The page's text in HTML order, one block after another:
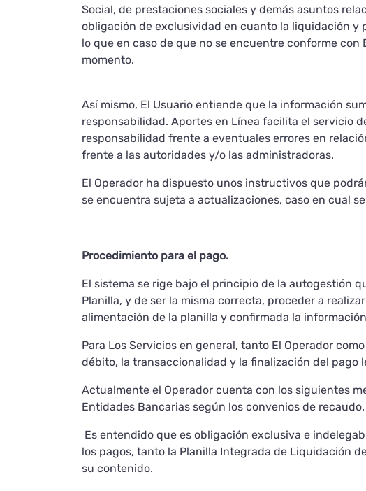
Social, de prestaciones sociales y demás asuntos
obligación de exclusividad en cuanto la liquidación y
lo que en caso de que no se encuentre conforme
momento.
Así mismo, El Usuario entiende que la información
responsabilidad. Aportes en Línea facilita el servicio
responsabilidad frente a eventuales errores en
frente a las autoridades y/o las administradoras.
El Operador ha dispuesto unos instructivos que
se encuentra sujeta a actualizaciones, caso en cual
Procedimiento para el pago.
El sistema se rige bajo el principio de la autogestión
Planilla, y de ser la misma correcta, proceder a
alimentación de la planilla y confirmada la
Para Los Servicios en general, tanto El Operador
débito, la transaccionalidad y la finalización del pago
Actualmente el Operador cuenta con los siguientes
Entidades Bancarias según los convenios de recaudo.
Es entendido que es obligación exclusiva e
los pagos, tanto la Planilla Integrada de Liquidación
su contenido.